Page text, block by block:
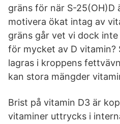
gräns för när S-
motivera ökat intag av
gräns går vet vi dock
för mycket av D vitamin?
lagras i kroppens
kan stora mängder
Brist på vitamin D3 är
vitaminer uttrycks i